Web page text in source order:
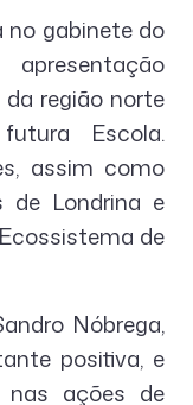
no gabinete do
região norte
Escola.
assim como
de Londrina e
de
Nóbrega,
positiva, e
ações de